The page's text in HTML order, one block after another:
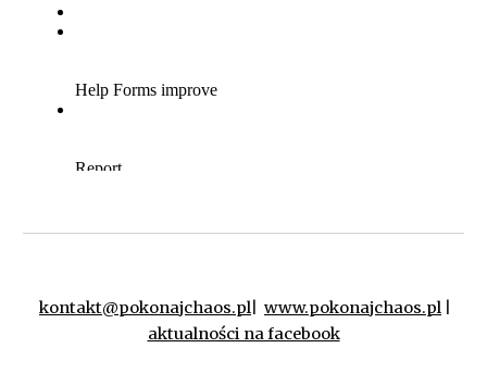
kontakt@pokonajchaos.pl www.pokonajchaos.pl
aktualności na facebook